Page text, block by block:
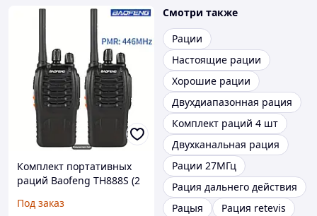
Комплект портативных
раций Baofeng TH888S (2
Под заказ
Смотри также
Рации
Настоящие рации
Хорошие рации
Двухдиапазонная рация
Комплект раций 4 шт
Двухканальная рация
Рации 27МГц
Рация дальнего действия
Рацыя
Рация retevis